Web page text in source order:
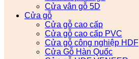
Cửa vân gỗ 5D
Cửa gỗ
Cửa gỗ cao cấp
Cửa gỗ cao cấp PVC
Cửa gỗ công nghiệp HDF
Cửa Gỗ Hàn Quốc